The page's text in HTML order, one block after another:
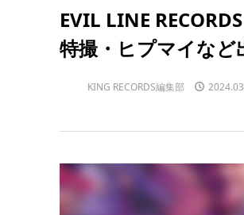
EVIL LINE
特撮・ヒプマイな
KING RECORDS編集部